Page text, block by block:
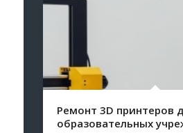
Ремонт 3D принтеров
образовательных